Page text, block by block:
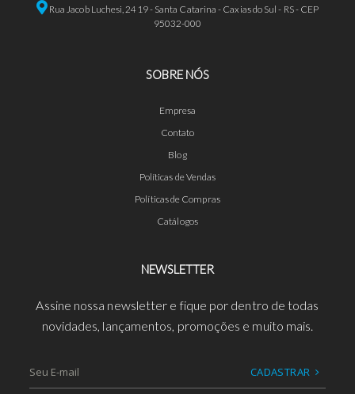
Rua Jacob Luchesi, 2419 - Santa Catarina - Caxias do Sul - RS - CEP
95032-000
SOBRE NÓS
Empresa
Contato
Blog
Políticas de Vendas
Políticas de Compras
Catálogos
NEWSLETTER
Assine nossa newsletter e fique por dentro de todas
novidades, lançamentos, promoções e muito mais.
CADASTRAR